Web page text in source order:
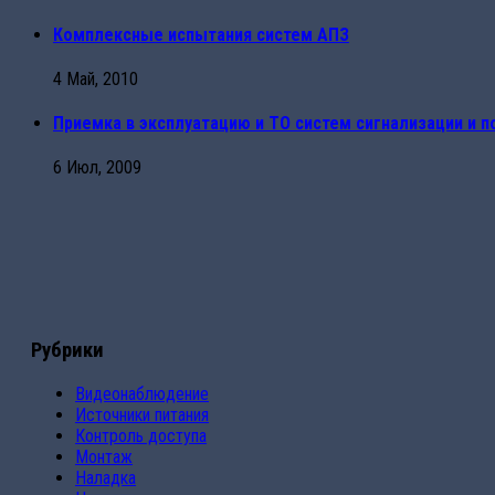
Комплексные испытания систем АПЗ
4 Май, 2010
Приемка в эксплуатацию и ТО систем сигнализации и
6 Июл, 2009
Рубрики
Видеонаблюдение
Источники питания
Контроль доступа
Монтаж
Наладка